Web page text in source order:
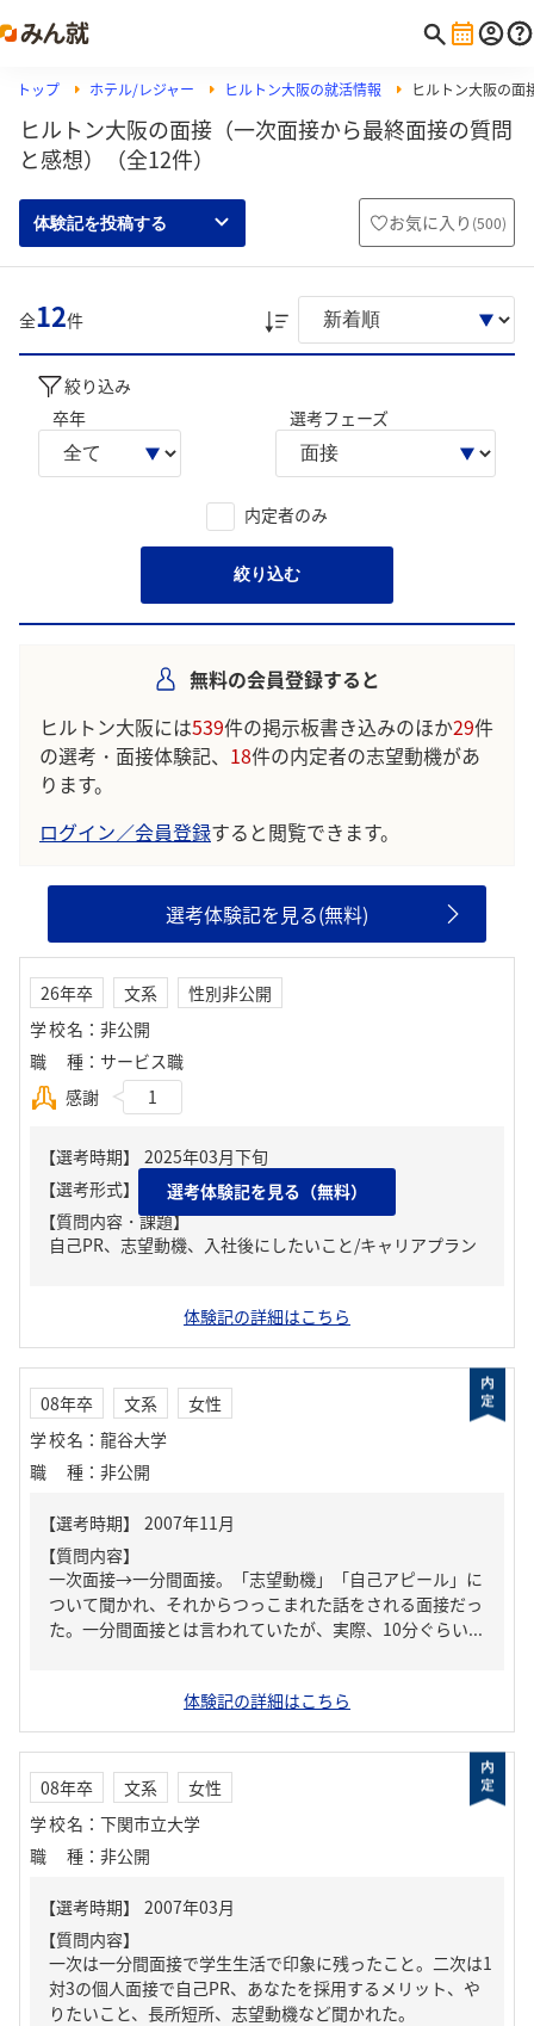
トップ ホテル/レジャー ヒルトン大阪の就活情報 ヒルトン大阪の面
ヒルトン大阪の面接（一次面接から最終面接の質問
と感想）（全12件）
体験記を投稿する お気に入り (500)
全12件
絞り込み
卒年
選考フェーズ
内定者のみ
絞り込む
無料の会員登録すると
ヒルトン大阪には539件の掲示板書き込みのほか29件
の選考・面接体験記、 18件の内定者の志望動機があ
ります。
ログイン／会員登録すると閲覧できます。
選考体験記を見る(無料)
26年卒 文系
性別非公開
学校名 ： 非公開
職種 ： サービス職
感謝
1
【質問内容・課題】
自己PR、志望動機、入社後にしたいこと/キャリアプラン
選考体験記を見る（無料）
体験記の詳細はこちら
08年卒 文系
女性
学校名 ： 龍谷大学
職種 ： 非公開
【質問内容】
一次面接→一分間面接。「志望動機」「自己アピール」に
ついて聞かれ、それからつっこまれた話をされる面接だっ
た。一分間面接とは言われていたが、実際、10分ぐらい...
体験記の詳細はこちら
08年卒 文系
女性
学校名 ： 下関市立大学
職種 ： 非公開
【質問内容】
一次は一分間面接で学生生活で印象に残ったこと。二次は1
対3の個人面接で自己PR、あなたを採用するメリット、や
りたいこと、長所短所、志望動機など聞かれた。